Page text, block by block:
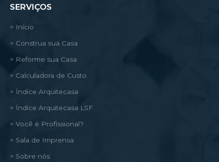
SERVIÇOS
> Início
> Construa sua Casa
> Reforme sua Casa
> Calculadora de Custo
> Índice Arquitecasa
> Índice Arquitecasa LSF
> Você é Profissional?
> Sala de Imprensa
> Sobre nós